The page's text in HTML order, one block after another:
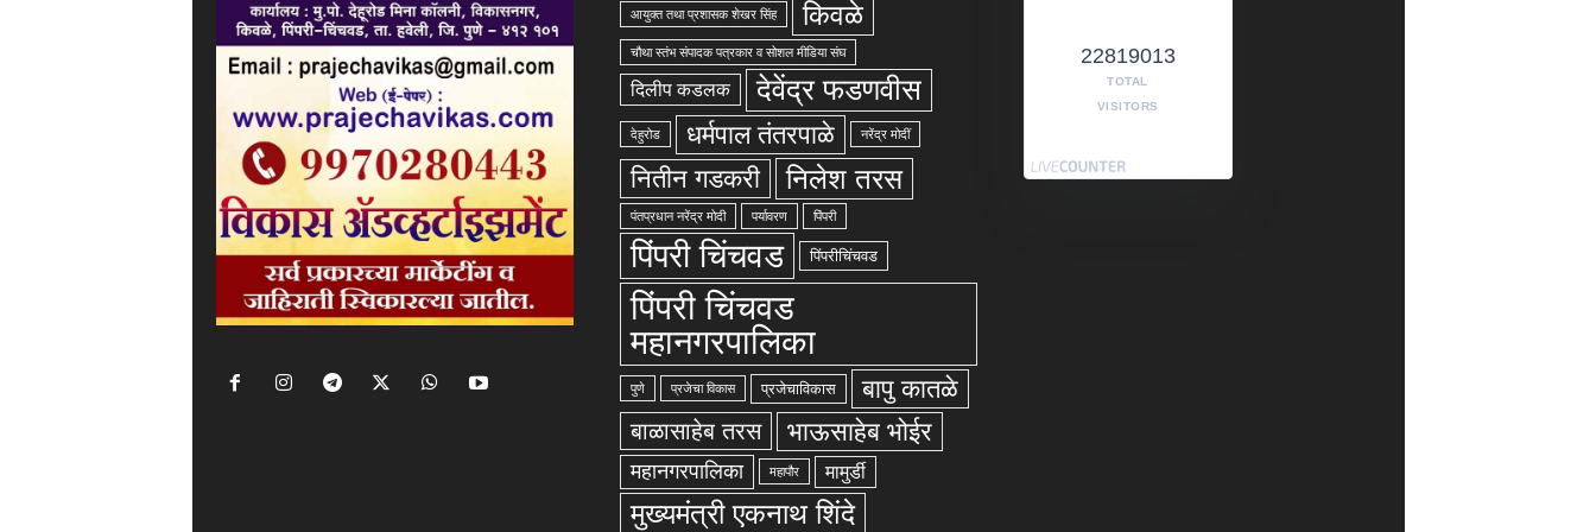
आयुक्त तथा प्रशासक शेखर सिंह किवळे
चौथा स्तंभ संपादक पत्रकार व सोशल मीडिया संघ
दिलीप कडलक देवेंद्र फडणवीस
देहुरोड धर्मपाल तंतरपाळे नरेंद्र मोदीं
नितीन गडकरी निलेश तरस
पंतप्रधान नरेंद्र मोदी पर्यावरण पिंपरी
पिंपरी चिंचवड पिंपरीचिंचवड
पिंपरी चिंचवड
महानगरपालिका
पुणे प्रजेचा विकास प्रजेचाविकास बापु कातळे
बाळासाहेब तरस भाऊसाहेब भोईर
महानगरपालिका महापौर मामुर्डी
मुख्यमंत्री एकनाथ शिंदे
22819013
TOTAL
VISITORS